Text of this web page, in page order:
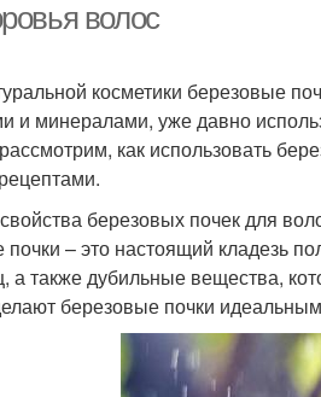
волос
косметики березовые
и минералами, уже давно
как использовать
березовых почек для
почки – это настоящий кладезь
а также дубильные вещества,
березовые почки